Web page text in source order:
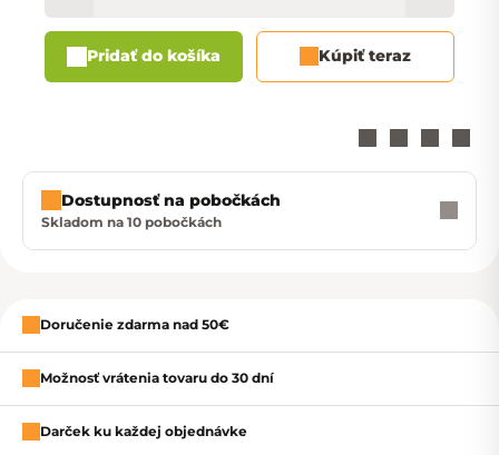
Pridať do košíka Kúpiť teraz
Zavrieť
Dostupnosť na pobočkách
Skladom na 10 pobočkách
Doručenie zdarma nad 50€
Možnosť vrátenia tovaru do 30 dní
Darček ku každej objednávke